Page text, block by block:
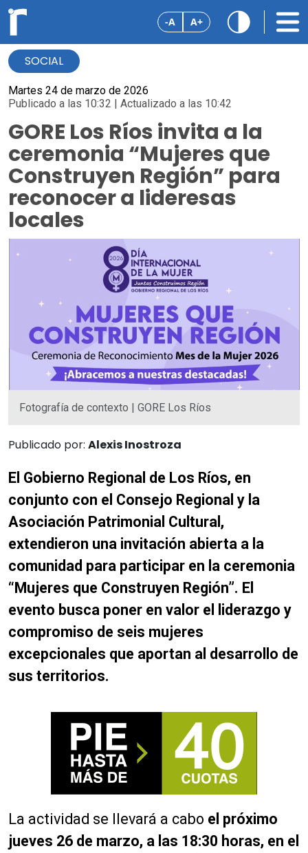
-A A+
SOCIAL
Martes 24 de marzo de 2026
Publicado a las 10:32 | Actualizado a las 10:42
GORE Los Ríos invita a la
ceremonia “Mujeres que
Construyen Región” para
reconocer a lideresas
locales
Fotografía de contexto | GORE Los Ríos
Publicado por: Alexis Inostroza
El Gobierno Regional de Los Ríos, en
conjunto con el Consejo Regional y la
Asociación Patrimonial Cultural,
extendieron una invitación abierta a la
comunidad para participar en la ceremonia
“Mujeres que Construyen Región”. El
evento busca poner en valor el liderazgo y
compromiso de seis mujeres
excepcionales que aportan al desarrollo de
sus territorios.
La actividad se llevará a cabo el próximo
jueves 26 de marzo, a las 18:30 horas, en el